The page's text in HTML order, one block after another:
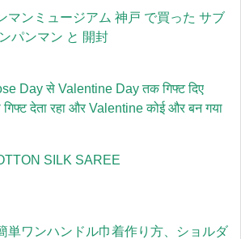
マンミュージアム 神戸 で買った サブ
パンマン と 開封
Day से Valentine Day तक गिफ्ट दिए
देता रहा और Valentine कोई और बन गया
SILK SAREE
単ワンハンドル巾着作り方、ショルダ